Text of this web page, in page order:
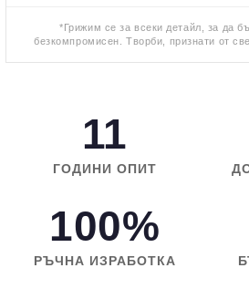
*Грижим се за всеки детайл, за да
безкомпромисен. Творби, признати от
11
ГОДИНИ ОПИТ
100%
РЪЧНА ИЗРАБОТКА